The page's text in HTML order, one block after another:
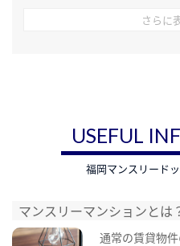
さらに
USEFUL
福岡マンスリード
マンスリーマンションとは
通常の賃貸物